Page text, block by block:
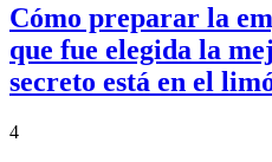
Cómo preparar la
que fue elegida la
secreto está en el
4